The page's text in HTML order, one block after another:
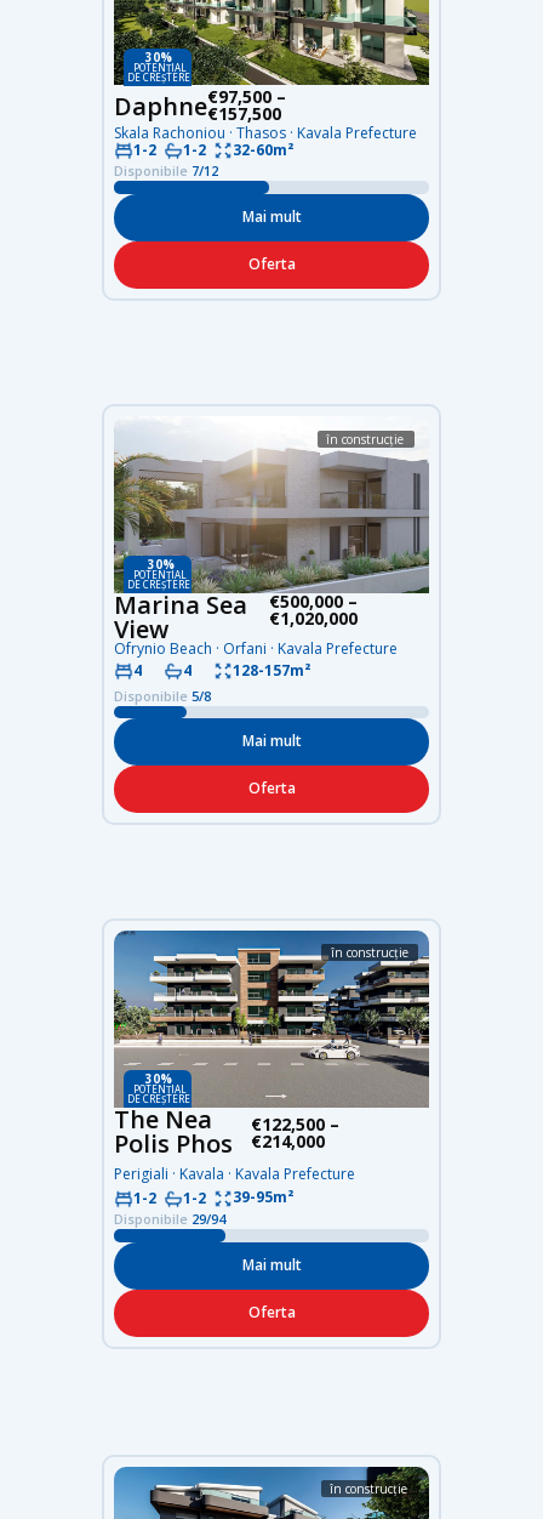
30%
DE CREȘTERE
POTENȚIAL
Daphne€97,500 –
€157,500
Skala Rachoniou · Thasos · Kavala Prefecture
1-2
1-2 32-60m²
Disponibile 7/12
Mai mult
Oferta
30%
DE CREȘTERE
POTENȚIAL
în construcție
Marina Sea
View
€500,000 –
€1,020,000
Ofrynio Beach · Orfani · Kavala Prefecture
4
4 128-157m²
Disponibile 5/8
Mai mult
Oferta
în construcție
30%
DE CREȘTERE
POTENȚIAL
în construcție
The Nea
Polis Phos
€122,500 –
€214,000
Perigiali · Kavala · Kavala Prefecture
1-2
1-2 39-95m²
Disponibile 29/94
Mai mult
Oferta